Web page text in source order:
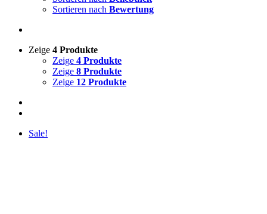
Sortieren nach Bewertung
Zeige 4 Produkte
Zeige 4 Produkte
Zeige 8 Produkte
Zeige 12 Produkte
Sale!